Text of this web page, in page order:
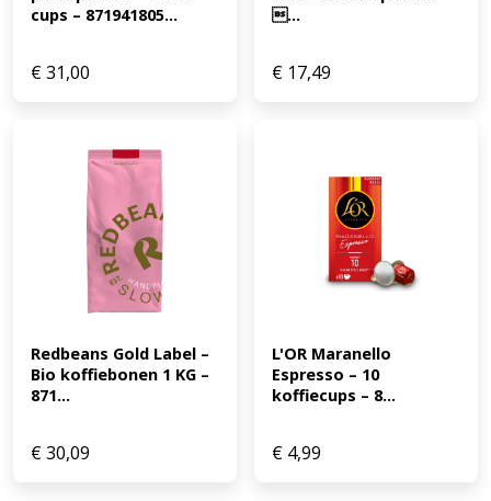
cups – 871941805...
€31,00
...
€ 17,49
Redbeans Gold Label –
Bio koffiebonen 1 KG –
871...
€30,09
L'OR Maranello
Espresso – 10
koffiecups – 8...
€ 4,99